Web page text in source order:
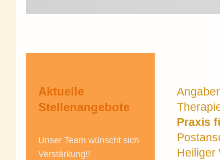
Praxis
Heiliger
Aktuelle
Stellenangebote
Unser Team wünscht sich
Verstärkung!!